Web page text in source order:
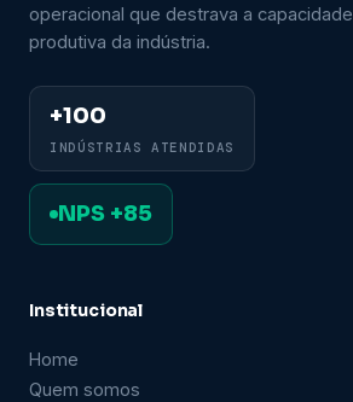
operacional que destrava a capacidade
produtiva da indústria.
+100
INDÚSTRIAS ATENDIDAS
NPS +85
Institucional
Home
Quem somos